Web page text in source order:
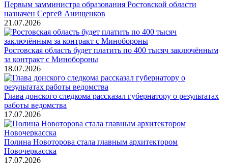
Первым замминистра образования Ростовской области
назначен Сергей Анищенков
21.07.2026
Ростовская область будет платить по 400 тысяч заключённым
за контракт с Минобороны
18.07.2026
Глава донского следкома рассказал губернатору о результатах
работы ведомства
17.07.2026
Полина Новоторова стала главным архитектором
Новочеркасска
17.07.2026